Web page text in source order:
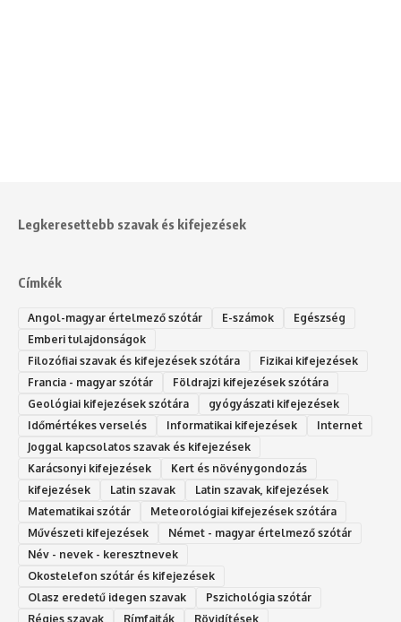
Legkeresettebb szavak és kifejezések
Címkék
Angol-magyar értelmező szótár E-számok
Egészség
Emberi tulajdonságok
Filozófiai szavak és kifejezések szótára
Fizikai kifejezések
Francia - magyar szótár
Földrajzi kifejezések szótára
Geológiai kifejezések szótára
gyógyászati kifejezések
Időmértékes verselés
Informatikai kifejezések
Internet
Joggal kapcsolatos szavak és kifejezések
Karácsonyi kifejezések
Kert és növénygondozás
kifejezések
Latin szavak
Latin szavak, kifejezések
Matematikai szótár
Meteorológiai kifejezések szótára
Művészeti kifejezések
Német - magyar értelmező szótár
Név - nevek - keresztnevek
Okostelefon szótár és kifejezések
Olasz eredetű idegen szavak
Ps‮gólohciz‬ia s‮átóz‬r
Régies szavak
Rímfajták Rövidítések